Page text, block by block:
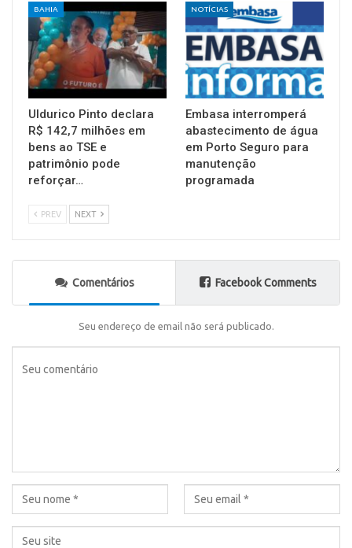
BAHIA
Uldurico Pinto declara
R$ 142,7 milhões em
bens ao TSE e
patrimônio pode
reforçar…
NOTÍCIAS
Embasa interromperá
abastecimento de água
em Porto Seguro para
manutenção
programada
PREV NEXT
Comentários Facebook Comments
Seu endereço de email não será publicado.